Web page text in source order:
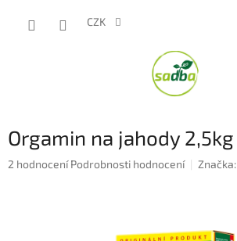
CZK
Orgamin na jahody 2,5kg
Průměrné
2 hodnocení Podrobnosti hodnocení Značka: